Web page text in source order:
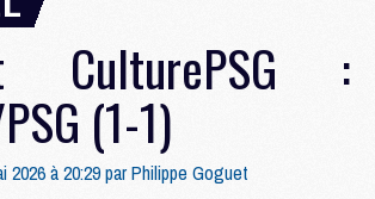
CulturePSG :
(1-1)
2026 à 20:29 parPhilippe Goguet